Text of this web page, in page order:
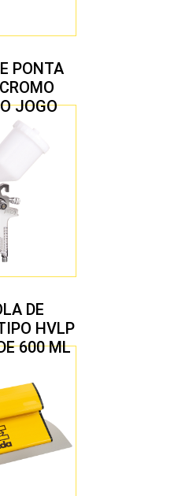
PONTA
JOGO
PEÇAS
DE
HVLP
600 ML
MM